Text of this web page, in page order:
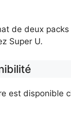
de deux
Super U.
est disponible